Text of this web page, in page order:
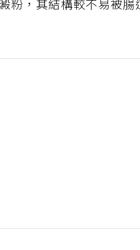
粉，其結構較不易被